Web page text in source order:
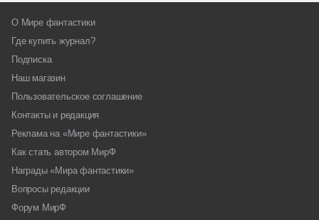
О Мире фантастики
Где купить журнал?
Подписка
Наш магазин
Пользовательское соглашение
Контакты и редакция
Реклама на «Мире фантастики»
Как стать автором МирФ
Награды «Мира фантастики»
Вопросы редакции
Форум МирФ